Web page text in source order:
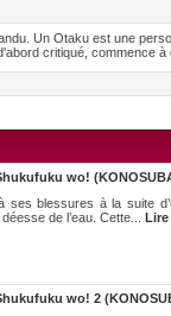
Un Otaku est une
critiqué, commence
wo!
ses blessures à la suite
de l’eau. Cette... Lire
wo! 2